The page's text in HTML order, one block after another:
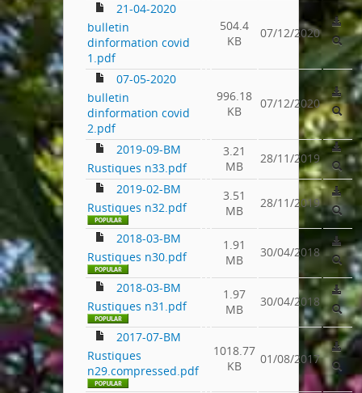
21-04-2020
bulletin
dinformation covid
1.pdf
504.4
KB
07/12/2020
07-05-2020
bulletin
dinformation covid
2.pdf
996.18
KB
07/12/2020
2019-09-BM
Rustiques n33.pdf
3.21
MB
28/11/2019
2019-02-BM
Rustiques n32.pdf
3.51
MB
28/11/2019
2018-03-BM
Rustiques n30.pdf
1.91
MB
30/04/2018
2018-03-BM
Rustiques n31.pdf
1.97
MB
30/04/2018
2017-07-BM
Rustiques
n29.compressed.pdf
1018.77
KB
01/08/2017